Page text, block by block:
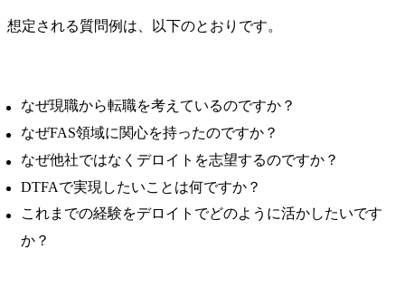
想定される質問例は、以下のとおりです。
なぜ現職から転職を考えているのですか？
なぜFAS領域に関心を持ったのですか？
なぜ他社ではなくデロイトを志望するのですか？
DTFAで実現したいことは何ですか？
これまでの経験をデロイトでどのように活かしたいです
か？